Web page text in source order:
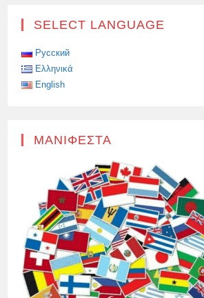
SELECT LANGUAGE
Русский
Ελληνικά
English
ΜΑΝΙΦΈΣΤΑ